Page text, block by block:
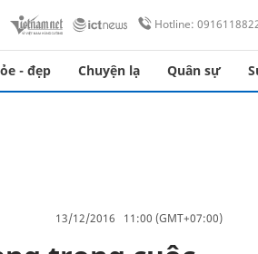
Hotline:
- đẹp Chuyện lạ Quân sự
13/12/2016 11:00 (GMT+07:00)